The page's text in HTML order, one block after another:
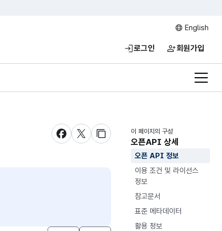
English
로그인 회원가입
전체
새창 열림새창 열림새창 열림
이 페이지의 구성
오픈API 상세
오픈 API 정보
이용 조건 및 라이선스
정보
참고문서
표준 메타데이터
활용 정보